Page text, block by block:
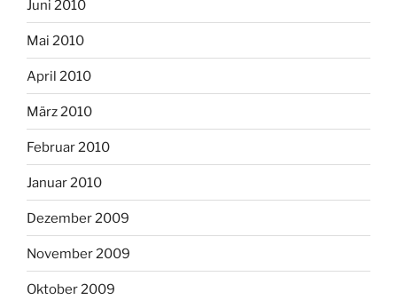
Juni 2010
Mai 2010
April 2010
März 2010
Februar 2010
Januar 2010
Dezember 2009
November 2009
Oktober 2009